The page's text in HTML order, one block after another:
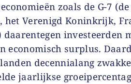
zoals de G-7 (de
het Verenigd Koninkrijk,
daarentegen investeerden
economisch surplus.
decennialang
jaarlijkse